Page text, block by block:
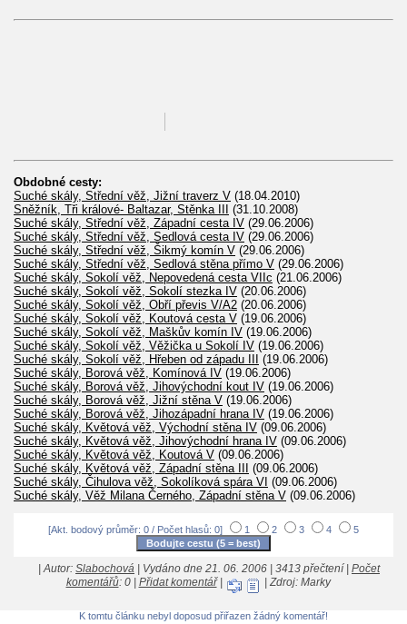
Obdobné cesty:
Suché skály, Střední věž, Jižní traverz V (18.04.2010)
Sněžník, Tři králové- Baltazar, Stěnka III (31.10.2008)
Suché skály, Střední věž, Západní cesta IV (29.06.2006)
Suché skály, Střední věž, Sedlová cesta IV (29.06.2006)
Suché skály, Střední věž, Šikmý komín V (29.06.2006)
Suché skály, Střední věž, Sedlová stěna přímo V (29.06.2006)
Suché skály, Sokolí věž, Nepovedená cesta VIIc (21.06.2006)
Suché skály, Sokolí věž, Sokolí stezka IV (20.06.2006)
Suché skály, Sokolí věž, Obří převis V/A2 (20.06.2006)
Suché skály, Sokolí věž, Koutová cesta V (19.06.2006)
Suché skály, Sokolí věž, Maškův komín IV (19.06.2006)
Suché skály, Sokolí věž, Věžička u Sokolí IV (19.06.2006)
Suché skály, Sokolí věž, Hřeben od západu III (19.06.2006)
Suché skály, Borová věž, Komínová IV (19.06.2006)
Suché skály, Borová věž, Jihovýchodní kout IV (19.06.2006)
Suché skály, Borová věž, Jižní stěna V (19.06.2006)
Suché skály, Borová věž, Jihozápadní hrana IV (19.06.2006)
Suché skály, Květová věž, Východní stěna IV (09.06.2006)
Suché skály, Květová věž, Jihovýchodní hrana IV (09.06.2006)
Suché skály, Květová věž, Koutová V (09.06.2006)
Suché skály, Květová věž, Západní stěna III (09.06.2006)
Suché skály, Čihulova věž, Sokolíková spára VI (09.06.2006)
Suché skály, Věž Milana Černého, Západní stěna V (09.06.2006)
[Akt. bodový průměr: 0 / Počet hlasů: 0] 1 2 3 4 5
| Autor: Slabochová | Vydáno dne 21. 06. 2006 | 3413 přečtení | Počet
komentářů: 0 | Přidat komentář| | Zdroj: Marky
K tomtu článku nebyl doposud přiřazen žádný komentář!